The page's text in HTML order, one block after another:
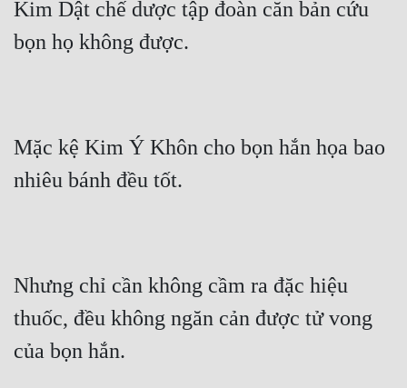
Kim Dật chế dược tập đoàn căn bản cứu
bọn họ không được.
Mặc kệ Kim Ý Khôn cho bọn hắn họa bao
nhiêu bánh đều tốt.
Nhưng chỉ cần không cầm ra đặc hiệu
thuốc, đều không ngăn cản được tử vong
của bọn hắn.